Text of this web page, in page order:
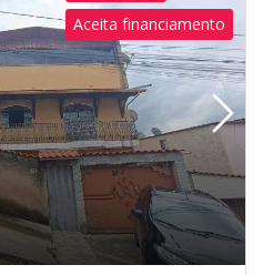
Aceita financiamento